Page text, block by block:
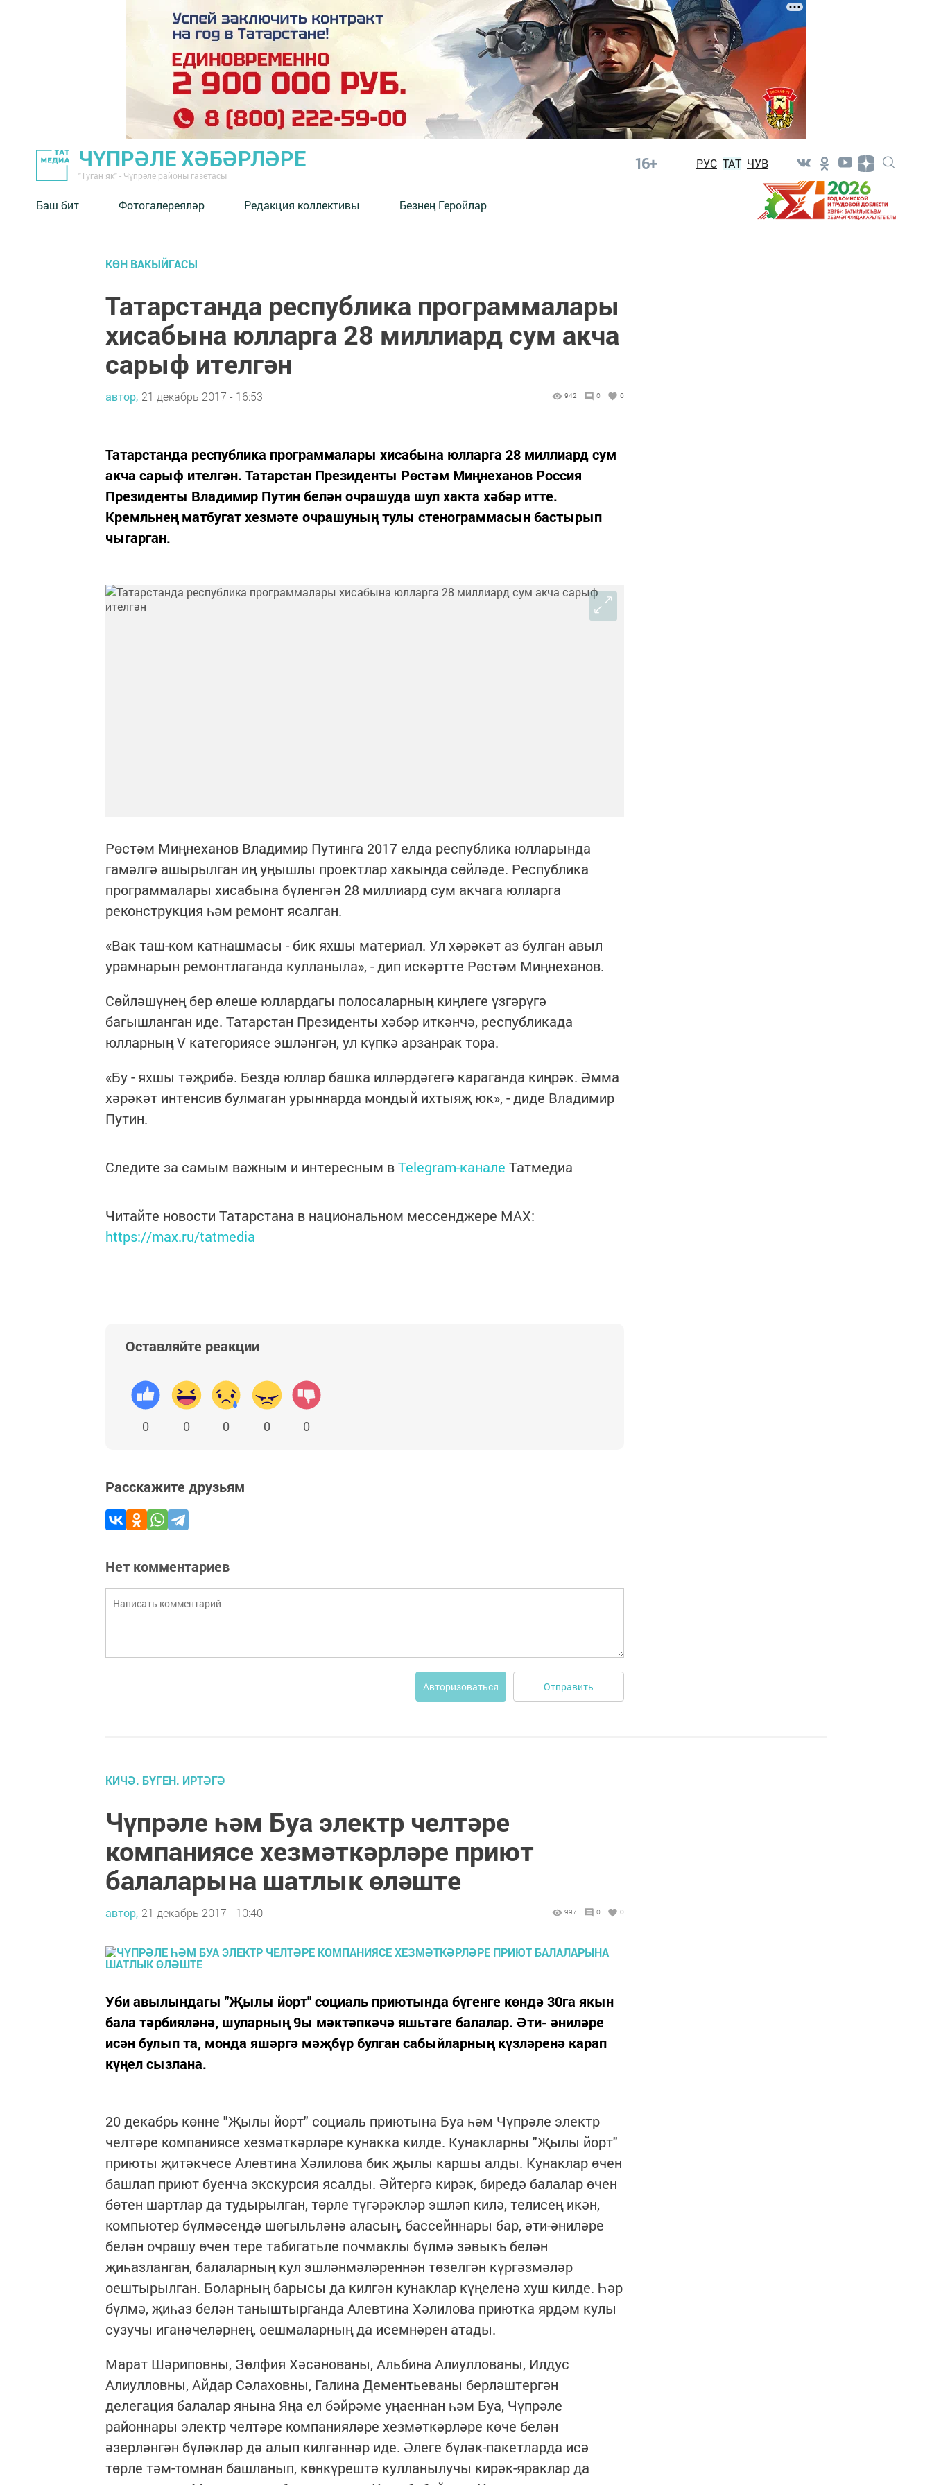
ЧҮПРӘЛЕ ХӘБӘРЛӘРЕ
"Туган як" - Чүпрәле районы газетасы
16+ РУС ТАТ ЧУВ
Баш бит Фотогалереяләр Редакция коллективы Безнең Геройлар
КӨН ВАКЫЙГАСЫ
Татарстанда республика программалары
хисабына юлларга 28 миллиард сум акча
сарыф ителгән
автор, 21 декабрь 2017 - 16:53 942 0 0
Татарстанда республика программалары хисабына юлларга 28 миллиард сум
акча сарыф ителгән. Татарстан Президенты Рөстәм Миңнеханов Россия
Президенты Владимир Путин белән очрашуда шул хакта хәбәр итте.
Кремльнең матбугат хезмәте очрашуның тулы стенограммасын бастырып
чыгарган.
Рөстәм Миңнеханов Владимир Путинга 2017 елда республика юлларында
гамәлгә ашырылган иң уңышлы проектлар хакында сөйләде. Республика
программалары хисабына бүленгән 28 миллиард сум акчага юлларга
реконструкция һәм ремонт ясалган.
«Вак таш-ком катнашмасы - бик яхшы материал. Ул хәрәкәт аз булган авыл
урамнарын ремонтлаганда кулланыла», - дип искәртте Рөстәм Миңнеханов.
Сөйләшүнең бер өлеше юллардагы полосаларның киңлеге үзгәрүгә
багышланган иде. Татарстан Президенты хәбәр иткәнчә, республикада
юлларның V категориясе эшләнгән, ул күпкә арзанрак тора.
«Бу - яхшы тәҗрибә. Бездә юллар башка илләрдәгегә караганда киңрәк. Әмма
хәрәкәт интенсив булмаган урыннарда мондый ихтыяҗ юк», - диде Владимир
Путин.
Следите за самым важным и интересным вTelegram-канале Татмедиа
Читайте новости Татарстана в национальном мессенджере MАХ:
https://max.ru/tatmedia
Оставляйте реакции
0 0 0 0 0
Расскажите друзьям
Нет комментариев
Авторизоваться Отправить
КИЧӘ. БҮГЕН. ИРТӘГӘ
Чүпрәле һәм Буа электр челтәре
компаниясе хезмәткәрләре приют
балаларына шатлык өләште
автор, 21 декабрь 2017 - 10:40 997 0 0
Уби авылындагы "Җылы йорт" социаль приютында бүгенге көндә 30га якын
бала тәрбияләнә, шуларның 9ы мәктәпкәчә яшьтәге балалар. Әти- әниләре
исән булып та, монда яшәргә мәҗбүр булган сабыйларның күзләренә карап
күңел сызлана.
20 декабрь көнне "Җылы йорт" социаль приютына Буа һәм Чүпрәле электр
челтәре компаниясе хезмәткәрләре кунакка килде. Кунакларны "Җылы йорт"
приюты җитәкчесе Алевтина Хәлилова бик җылы каршы алды. Кунаклар өчен
башлап приют буенча экскурсия ясалды. Әйтергә кирәк, биредә балалар өчен
бөтен шартлар да тудырылган, төрле түгәрәкләр эшләп килә, телисең икән,
компьютер бүлмәсендә шөгыльләнә аласың, бассейннары бар, әти-әниләре
белән очрашу өчен тере табигатьле почмаклы бүлмә зәвыкъ белән
җиһазланган, балаларның кул эшләнмәләреннән төзелгән күргәзмәләр
оештырылган. Боларның барысы да килгән кунаклар күңеленә хуш килде. Һәр
бүлмә, җиһаз белән таныштырганда Алевтина Хәлилова приютка ярдәм кулы
сузучы иганәчеләрнең, оешмаларның да исемнәрен атады.
Марат Шәриповны, Зөлфия Хәсәнованы, Альбина Алиуллованы, Илдус
Алиулловны, Айдар Сәлаховны, Галина Дементьеваны берләштергән
делегация балалар янына Яңа ел бәйрәме уңаеннан һәм Буа, Чүпрәле
районнары электр челтәре компанияләре хезмәткәрләре көче белән
әзерләнгән бүләкләр дә алып килгәннәр иде. Әлеге бүләк-пакетларда исә
төрле тәм-томнан башланып, көнкүрештә кулланылучы кирәк-яраклар да